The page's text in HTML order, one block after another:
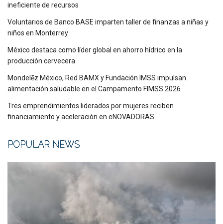
ineficiente de recursos
Voluntarios de Banco BASE imparten taller de finanzas a niñas y
niños en Monterrey
México destaca como líder global en ahorro hídrico en la
producción cervecera
Mondelēz México, Red BAMX y Fundación IMSS impulsan
alimentación saludable en el Campamento FIMSS 2026
Tres emprendimientos liderados por mujeres reciben
financiamiento y aceleración en eNOVADORAS
POPULAR NEWS